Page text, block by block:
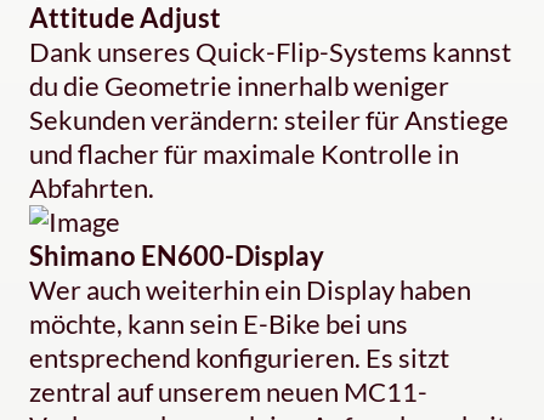
Attitude Adjust
Dank unseres Quick-Flip-Systems kannst
du die Geometrie innerhalb weniger
Sekunden verändern: steiler für Anstiege
und flacher für maximale Kontrolle in
Abfahrten.
Shimano EN600-Display
Wer auch weiterhin ein Display haben
möchte, kann sein E-Bike bei uns
entsprechend konfigurieren. Es sitzt
zentral auf unserem neuen MC11-